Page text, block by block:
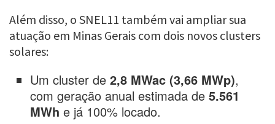
Além disso, o SNEL11 também vai ampliar sua
atuação em Minas Gerais com dois novos clusters
solares:
Um cluster de2,8 MWac (3,66 MWp),
com geração anual estimada de5.561
MWh e já 100% locado.